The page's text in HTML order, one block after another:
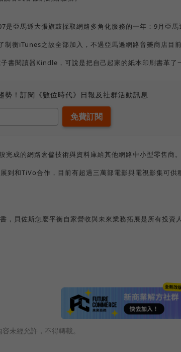
是亞馬遜大張旗鼓採取網路多角化服務的一年：9月亞馬
制衡iTunes之故全部加入，不過亞馬遜網路音樂商店目
書閱讀器Kindle，可說是把自己起家的紙本印刷書革了
勢！訂閱《數位時代》日報及社群活動訊息
成的網路倉儲技術與資料庫給其他網路中小型零售商
和TiVo合作，目前有超過三萬部電影與電視影集可供
，貝佐斯怎麼平衡自家營收與未來業務拓展是所有投資
未經允許，不得轉載。